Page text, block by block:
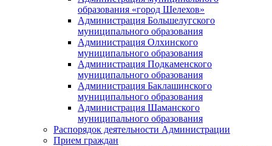
образования «город Шелехов»
Администрация Большелугского
муниципального образования
Администрация Олхинского
муниципального образования
Администрация Подкаменского
муниципального образования
Администрация Баклашинского
муниципального образования
Администрация Шаманского
муниципального образования
Распорядок деятельности Администрации
Прием граждан